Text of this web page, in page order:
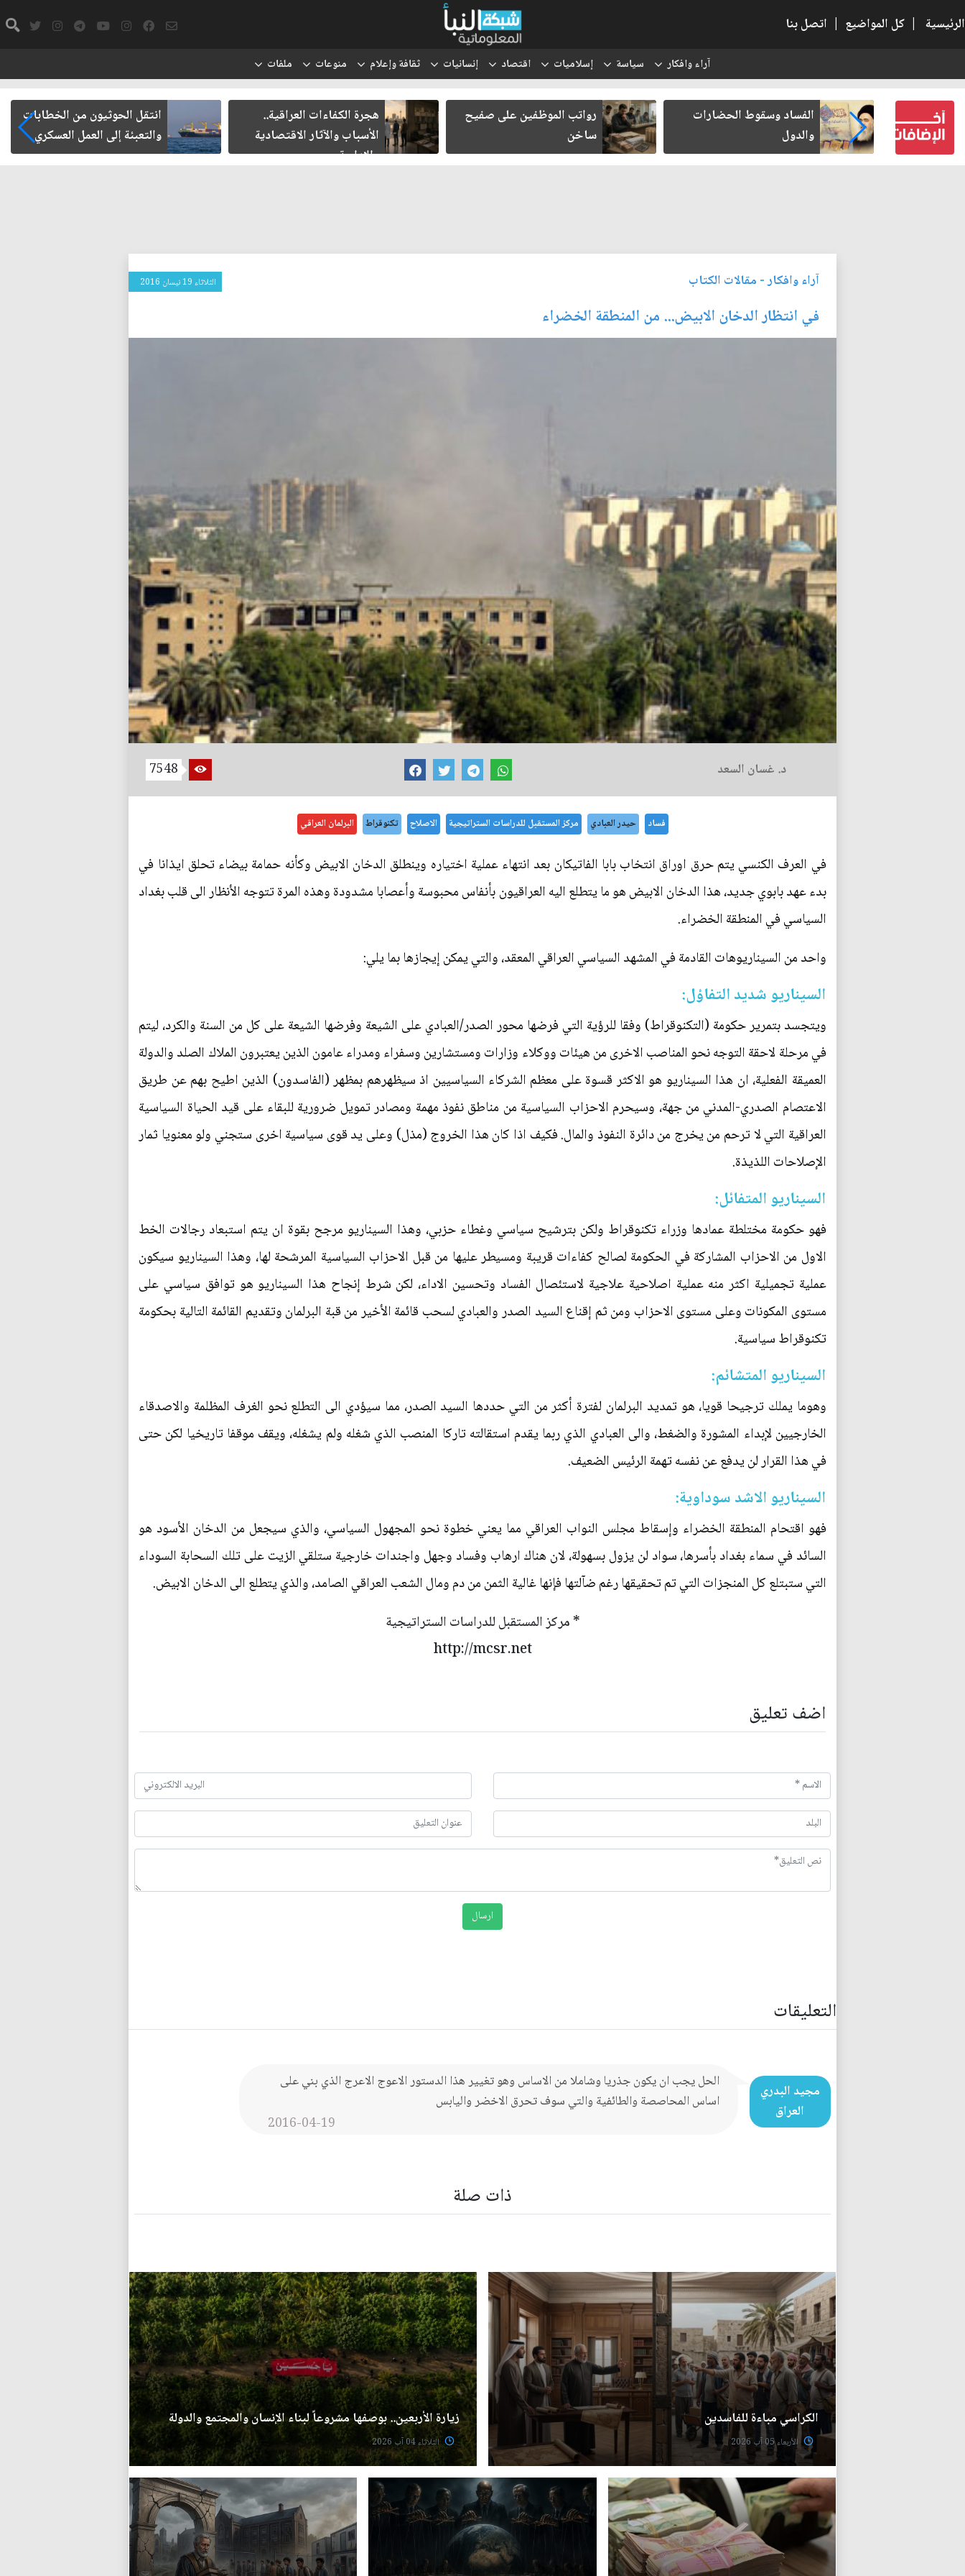
الرئيسية | كل المواضيع | اتصل بنا
آراء وافكار سياسة إسلاميات اقتصاد إنسانيات ثقافة وإعلام منوعات ملفات
كتب لنفسه
الفساد وسقوط الحضارات
والدول
رواتب الموظفين على صفيح
ساخن
هجرة الكفاءات العراقية..
الأسباب والآثار الاقتصادية
والإدارية
انتقل الحوثيون من الخطابات
والتعبئة إلى العمل العسكري
آراء وافكار- مقالات الكتاب الثلاثاء 19 نيسان 2016
في انتظار الدخان الابيض... من المنطقة الخضراء
د. غسان السعد 7548
فساد حيدر العبادي مركز المستقبل للدراسات الستراتيجية الاصلاح تكنوقراط البرلمان العراقي
في العرف الكنسي يتم حرق اوراق انتخاب بابا الفاتيكان بعد انتهاء عملية اختياره وينطلق الدخان الابيض وكأنه حمامة بيضاء تحلق ايذانا في
بدء عهد بابوي جديد، هذا الدخان الابيض هو ما يتطلع اليه العراقيون بأنفاس محبوسة وأعصابا مشدودة وهذه المرة تتوجه الأنظار الى قلب بغداد
السياسي في المنطقة الخضراء.
واحد من السيناريوهات القادمة في المشهد السياسي العراقي المعقد، والتي يمكن إيجازها بما يلي:
السيناريو شديد التفاؤل:
ويتجسد بتمرير حكومة (التكنوقراط) وفقا للرؤية التي فرضها محور الصدر/العبادي على الشيعة وفرضها الشيعة على كل من السنة والكرد، ليتم
في مرحلة لاحقة التوجه نحو المناصب الاخرى من هيئات ووكلاء وزارات ومستشارين وسفراء ومدراء عامون الذين يعتبرون الملاك الصلد والدولة
العميقة الفعلية، ان هذا السيناريو هو الاكثر قسوة على معظم الشركاء السياسيين اذ سيظهرهم بمظهر (الفاسدون) الذين اطيح بهم عن طريق
الاعتصام الصدري-المدني من جهة، وسيحرم الاحزاب السياسية من مناطق نفوذ مهمة ومصادر تمويل ضرورية للبقاء على قيد الحياة السياسية
العراقية التي لا ترحم من يخرج من دائرة النفوذ والمال. فكيف اذا كان هذا الخروج (مذل) وعلى يد قوى سياسية اخرى ستجني ولو معنويا ثمار
الإصلاحات اللذيذة.
السيناريو المتفائل:
فهو حكومة مختلطة عمادها وزراء تكنوقراط ولكن بترشيح سياسي وغطاء حزبي، وهذا السيناريو مرجح بقوة ان يتم استبعاد رجالات الخط
الاول من الاحزاب المشاركة في الحكومة لصالح كفاءات قريبة ومسيطر عليها من قبل الاحزاب السياسية المرشحة لها، وهذا السيناريو سيكون
عملية تجميلية اكثر منه عملية اصلاحية علاجية لاستئصال الفساد وتحسين الاداء، لكن شرط إنجاح هذا السيناريو هو توافق سياسي على
مستوى المكونات وعلى مستوى الاحزاب ومن ثم إقناع السيد الصدر والعبادي لسحب قائمة الأخير من قبة البرلمان وتقديم القائمة التالية بحكومة
تكنوقراط سياسية.
السيناريو المتشائم:
وهوما يملك ترجيحا قويا، هو تمديد البرلمان لفترة أكثر من التي حددها السيد الصدر، مما سيؤدي الى التطلع نحو الغرف المظلمة والاصدقاء
الخارجيين لإبداء المشورة والضغط، والى العبادي الذي ربما يقدم استقالته تاركا المنصب الذي شغله ولم يشغله، ويقف موقفا تاريخيا لكن حتى
في هذا القرار لن يدفع عن نفسه تهمة الرئيس الضعيف.
السيناريو الاشد سوداوية:
فهو اقتحام المنطقة الخضراء وإسقاط مجلس النواب العراقي مما يعني خطوة نحو المجهول السياسي، والذي سيجعل من الدخان الأسود هو
السائد في سماء بغداد بأسرها، سواد لن يزول بسهولة، لان هناك ارهاب وفساد وجهل واجندات خارجية ستلقي الزيت على تلك السحابة السوداء
التي ستبتلع كل المنجزات التي تم تحقيقها رغم ضآلتها فإنها غالية الثمن من دم ومال الشعب العراقي الصامد، والذي يتطلع الى الدخان الابيض.
* مركز المستقبل للدراسات الستراتيجية
http://mcsr.net
اضف تعليق
التعليقات
مجيد البدري
العراق
الحل يجب ان يكون جذريا وشاملا من الاساس وهو تغيير هذا الدستور الاعوج الاعرج الذي بني على
اساس المحاصصة والطائفية والتي سوف تحرق الاخضر واليابس
2016-04-19
ذات صلة
الكراسي مباءة للفاسدين
الأربعاء 05 آب 2026
زيارة الأربعين.. بوصفها مشروعاً لبناء الإنسان والمجتمع والدولة
الثلاثاء 04 آب 2026